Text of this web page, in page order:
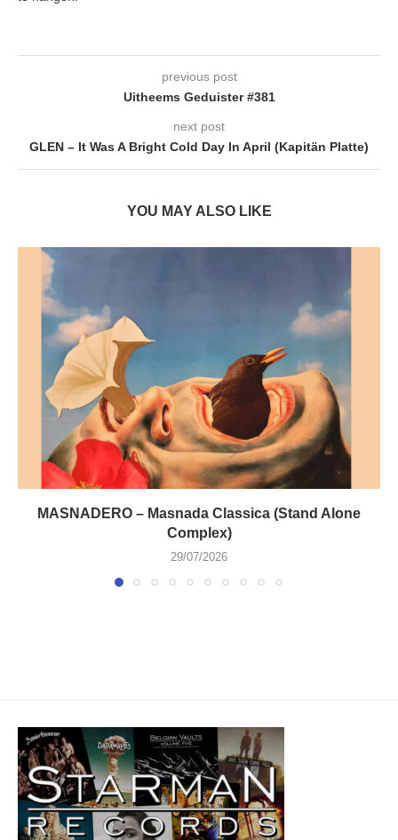
previous post
Uitheems Geduister #381
next post
GLEN – It Was A Bright Cold Day In April (Kapitän Platte)
YOU MAY ALSO LIKE
MASNADERO – Masnada Classica (Stand Alone
Complex)
29/07/2026